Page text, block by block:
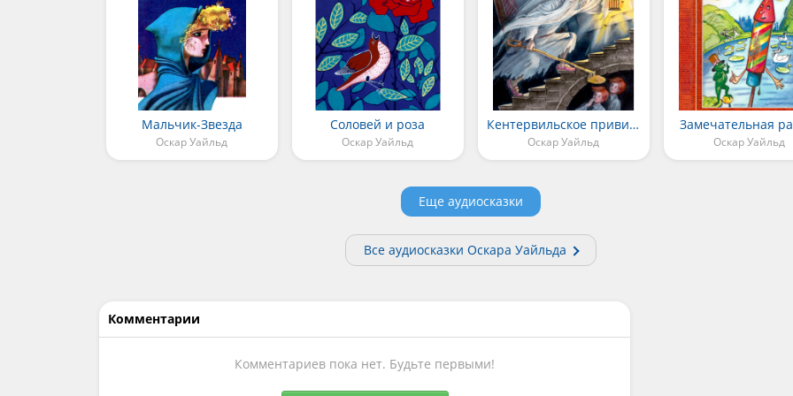
Мальчик-Звезда
Оскар Уайльд
Соловей и роза
Оскар Уайльд
Кентервильское привидение
Оскар Уайльд
Замечательная
Оскар Уайльд
Еще аудиосказки
Все аудиосказки Оскара Уайльда
Комментарии
Комментариев пока нет. Будьте первыми!